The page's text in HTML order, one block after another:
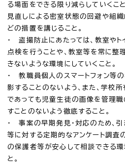
る場面をできる限り減らしていくこ
見直しによる密室状態の回避や組
どの措置を講じること。
・ 盗撮防止にあたっては、教室やト
点検を行うことや、教室等を常に整
きないような環境にしていくこと。
・ 教職員個人のスマートフォン等
影することのないよう、また、学校
であっても児童生徒の画像を管理
すことのないよう徹底すること。
・ 事案の早期発見・対応のため、
等に対する定期的なアンケート調査
の保護者等が安心して相談できる
と。